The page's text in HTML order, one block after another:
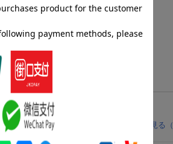
レビューを見る（